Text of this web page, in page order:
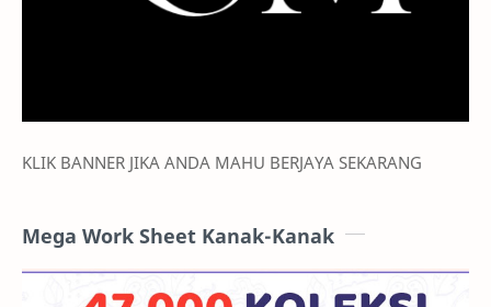
KLIK BANNER JIKA ANDA MAHU BERJAYA SEKARANG
Mega Work Sheet Kanak-Kanak